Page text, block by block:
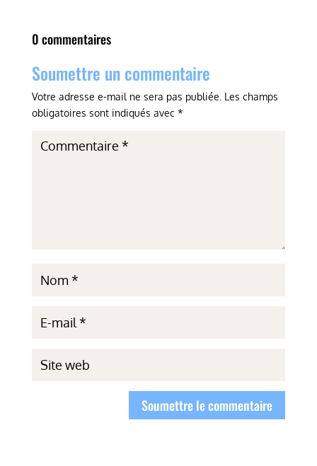
0 commentaires
Soumettre un commentaire
Votre adresse e-mail ne sera pas publiée. Les champs
obligatoires sont indiqués avec *
Soumettre le commentaire